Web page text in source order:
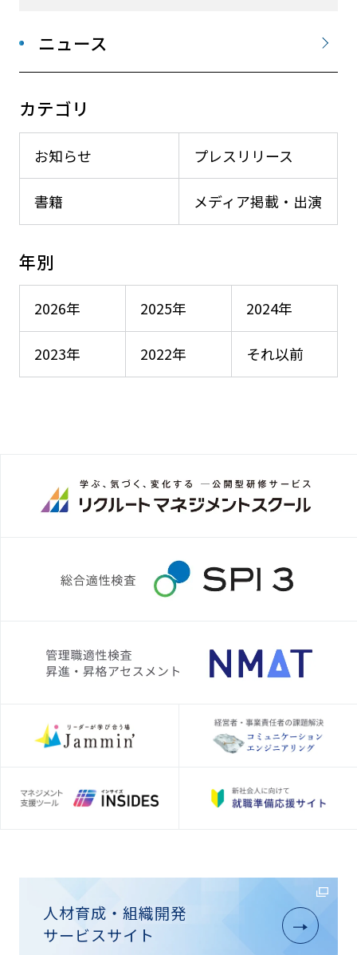
ニュース
カテゴリ
お知らせ プレスリリース
メディア掲載・出演
書籍
年別
2026年 2025年 2024年
2023年 2022年 それ以前
人材育成・組織開発
サービスサイト